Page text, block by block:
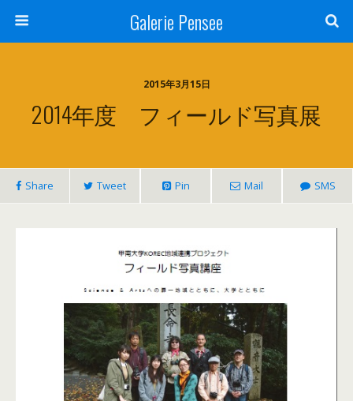
Galerie Pensee
2015年3月15日
2014年度 フィールド写真展
Share Tweet Pin Mail SMS